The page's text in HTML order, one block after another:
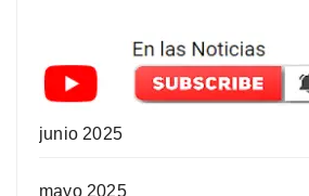
junio 2025
mayo 2025